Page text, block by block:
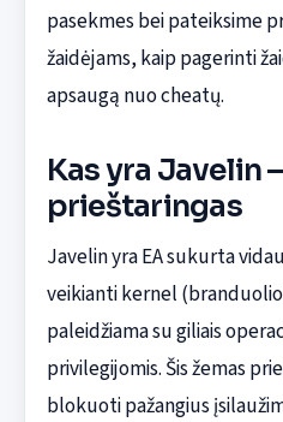
pasekmes bei pateiksime
žaidėjams, kaip pagerinti
apsaugą nuo cheatų.
Kas yra Javelin
prieštaringas
Javelin yra EA sukurta
veikianti kernel
paleidžiama su giliais
privilegijomis. Šis žemas
blokuoti pažangius